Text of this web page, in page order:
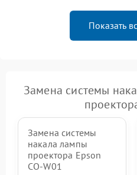
Показать
Замена системы
Замена системы
накала лампы
проектора Epson
CO-W01